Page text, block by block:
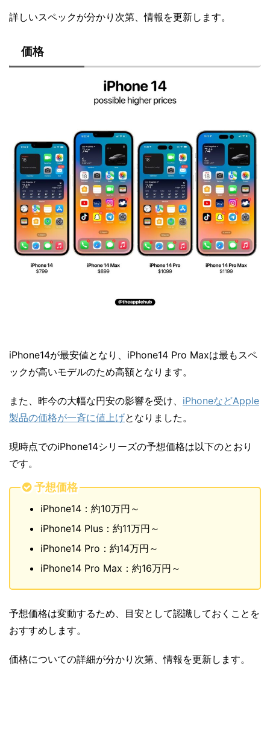
詳しいスペックが分かり次第、情報を更新します。
価格
iPhone14が最安値となり、iPhone14 Pro Maxは最もスペ
ックが高いモデルのため高額となります。
また、昨今の大幅な円安の影響を受け、 iPhoneなどApple
製品の価格が一斉に値上げとなりました。
現時点でのiPhone14シリーズの予想価格は以下のとおり
です。
予想価格
iPhone14：約10万円～
iPhone14 Plus：約11万円～
iPhone14 Pro：約14万円～
iPhone14 Pro Max：約16万円～
予想価格は変動するため、目安として認識しておくことを
おすすめします。
価格についての詳細が分かり次第、情報を更新します。